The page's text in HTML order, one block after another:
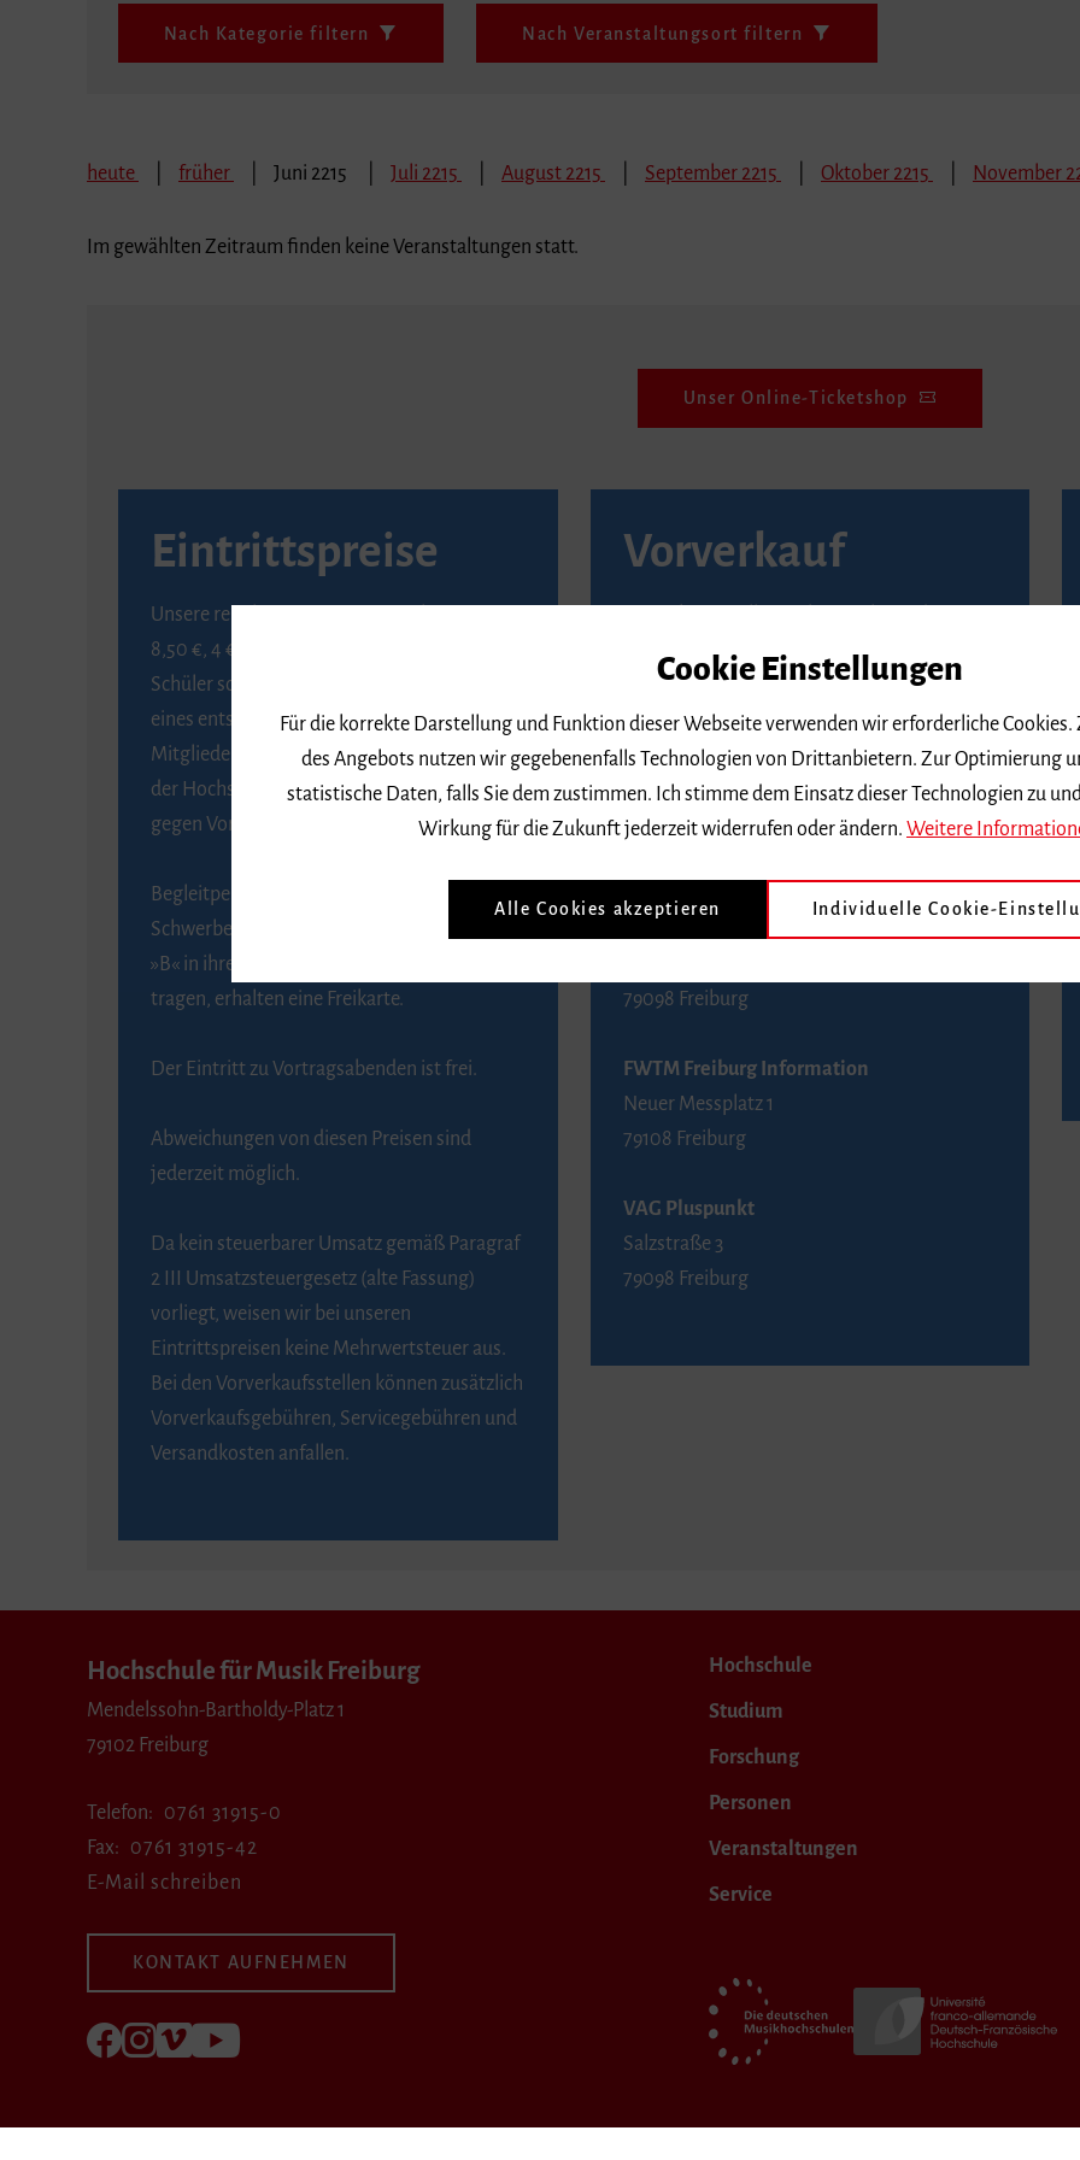
Nach Kategorie filtern Nach Veranstaltungsort filtern
heute früher Juni 2215 Juli 2215 August 2215 September 2215 Oktober 2215 November
Im gewählten Zeitraum finden keine Veranstaltungen statt.
Unser Online-Ticketshop
Eintrittspreise
Unsere regulären Eintrittspreise betragen
8,50 €, 4 € ermäßigt für Schülerinnen und
Schüler sowie Studierende gegen Vorlage
eines entsprechenden Nachweises, 6 € für
Mitglieder der Gesellschaft zur Förderung
der Hochschule für Musik Freiburg e. V.
gegen Vorlage des Mitgliedsausweises.
Begleitpersonen von Menschen mit
Schwerbehinderung, die das Merkzeichen
»B« in ihrem Schwerbehindertenausweis
tragen, erhalten eine Freikarte.
Der Eintritt zu Vortragsabenden ist frei.
Abweichungen von diesen Preisen sind
jederzeit möglich.
Da kein steuerbarer Umsatz gemäß Paragraf
2 III Umsatzsteuergesetz (alte Fassung)
vorliegt, weisen wir bei unseren
Eintrittspreisen keine Mehrwertsteuer aus.
Bei den Vorverkaufsstellen können zusätzlich
Vorverkaufsgebühren, Servicegebühren und
Versandkosten anfallen.
Vorverkauf
Seite von Reservix.
BZ-Kartenservice Freiburg
Kaiser-Joseph-Straße 229
79098 Freiburg
Telefon 0761 4968888 (Reservierungen sind
79098 Freiburg
FWTM Freiburg Information
Neuer Messplatz 1
79108 Freiburg
VAG Pluspunkt
Salzstraße 3
79098 Freiburg
Hochschule für Musik Freiburg
Mendelssohn-Bartholdy-Platz 1
79102 Freiburg
Telefon
0761 31915-0
Fax
0761 31915-42
E-Mail schreiben
KONTAKT AUFNEHMEN
Folgen Sie uns auf Facebook
Folgen Sie uns auf Instagram
Besuchen Sie uns bei Vimeo
Hochschule
Studium
Forschung
Personen
Veranstaltungen
Service
Cookie Einstellungen
Für die korrekte Darstellung und Funktion dieser Webseite verwenden wir erforderliche
des Angebots nutzen wir gegebenenfalls Technologien von Drittanbietern. Zur Optimierung
statistische Daten, falls Sie dem zustimmen. Ich stimme dem Einsatz dieser Technologien zu
Wirkung für die Zukunft jederzeit widerrufen oder ändern. Weitere
Alle Cookies akzeptieren Individuelle Cookie-